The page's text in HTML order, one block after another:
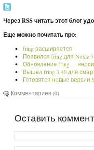
Через RSS читать этот блог
Еще можно почитать про:
fring расширяется
Появился fring для Nokia
Обновление fring —
Вышел fring 3.40 для
Готовятся новые версии
Комментариев (0)
Оставить